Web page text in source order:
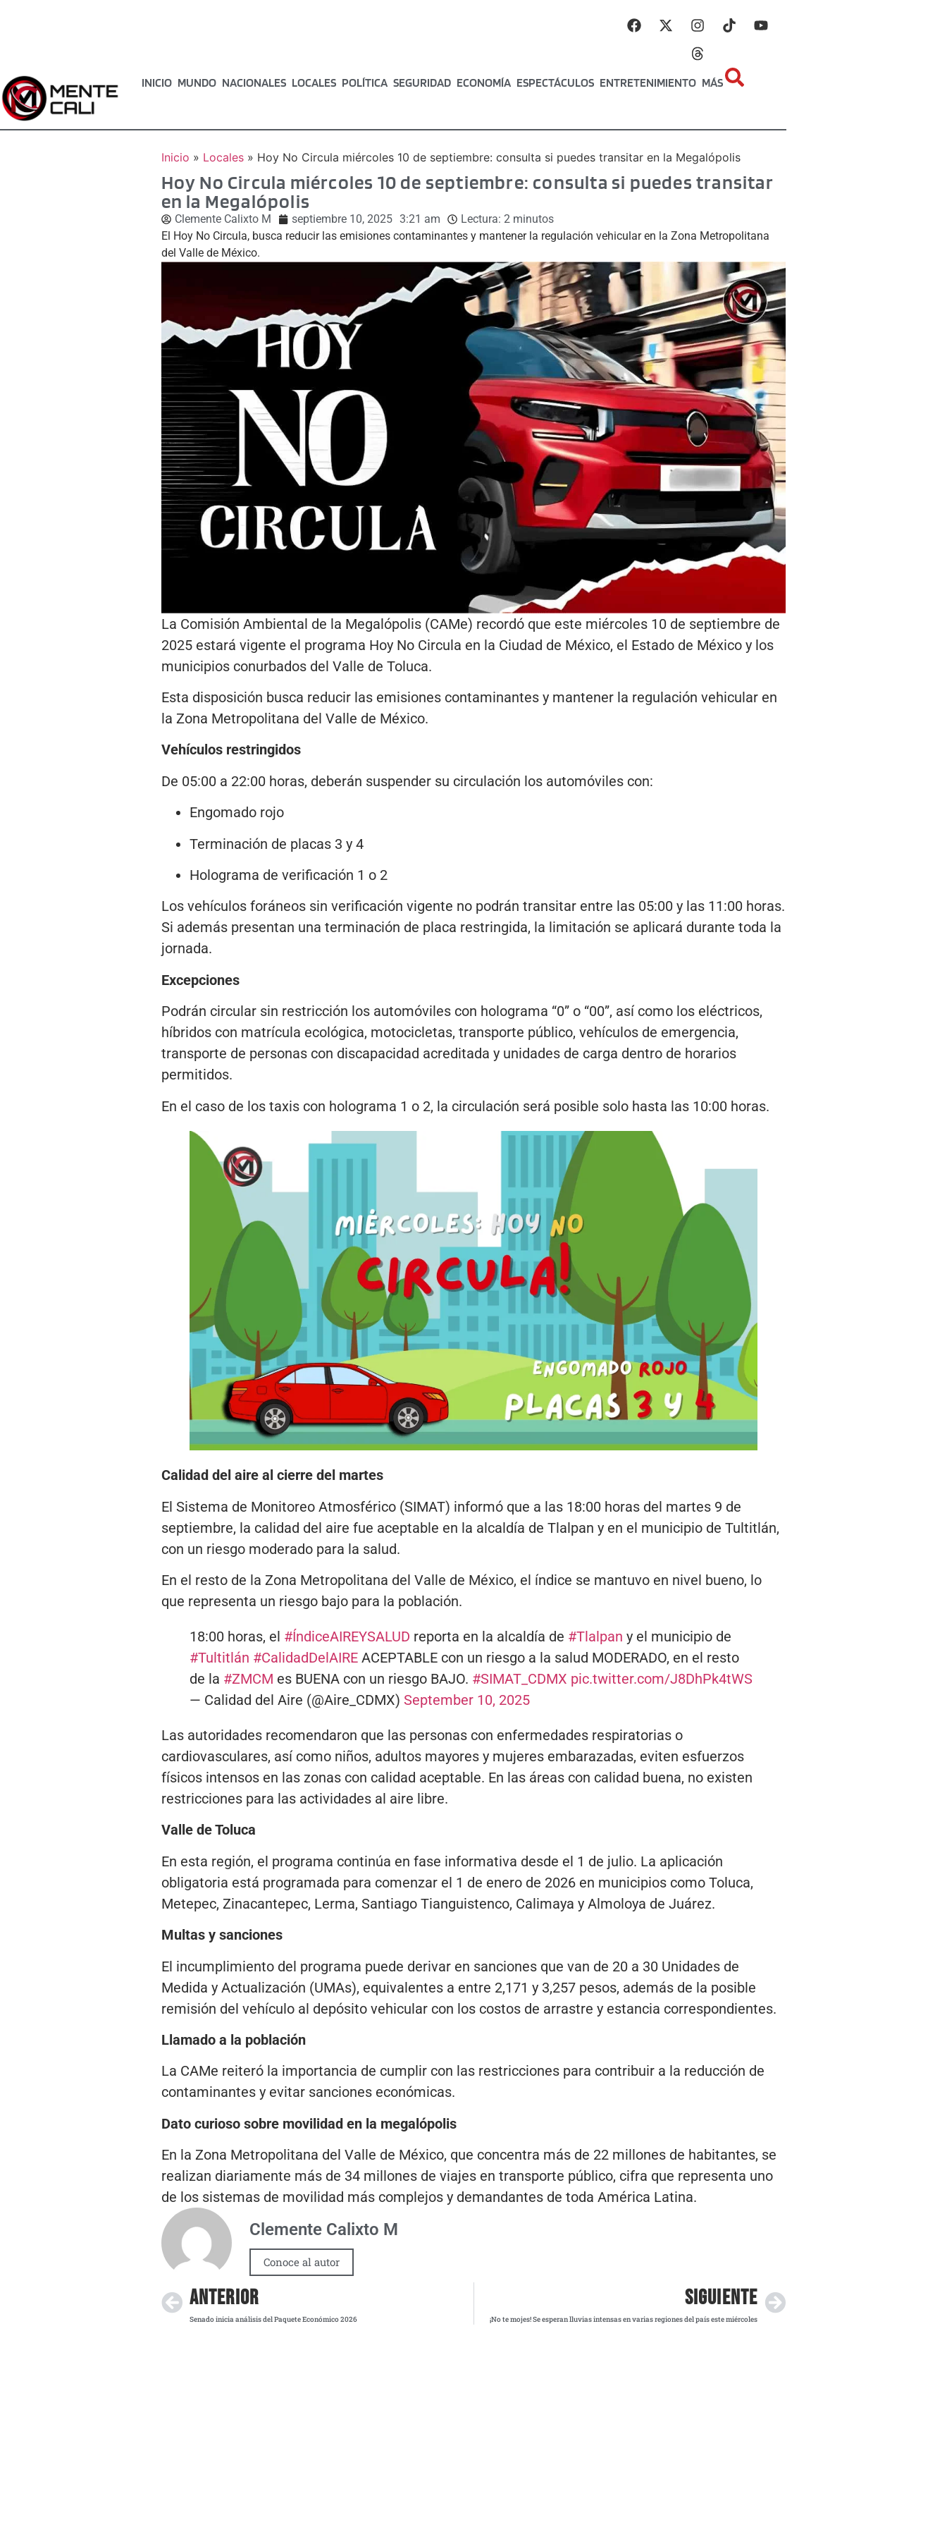
INICIO MUNDO NACIONALES LOCALES POLÍTICA SEGURIDAD ECONOMÍA ESPECTÁCULOS ENTRETENIMIENTO MÁS
Inicio » Locales» Hoy No Circula miércoles 10 de septiembre: consulta si puedes transitar en la Megalópolis
Hoy No Circula miércoles 10 de septiembre: consulta si puedes transitar
en la Megalópolis
Clemente Calixto M septiembre 10, 2025 3:21 am Lectura: 2 minutos
El Hoy No Circula, busca reducir las emisiones contaminantes y mantener la regulación vehicular en la Zona Metropolitana
del Valle de México.
La Comisión Ambiental de la Megalópolis (CAMe) recordó que este miércoles 10 de septiembre de
2025 estará vigente el programa Hoy No Circula en la Ciudad de México, el Estado de México y los
municipios conurbados del Valle de Toluca.
Esta disposición busca reducir las emisiones contaminantes y mantener la regulación vehicular en
la Zona Metropolitana del Valle de México.
Vehículos restringidos
De 05:00 a 22:00 horas, deberán suspender su circulación los automóviles con:
Engomado rojo
Terminación de placas 3 y 4
Holograma de verificación 1 o 2
Los vehículos foráneos sin verificación vigente no podrán transitar entre las 05:00 y las 11:00 horas.
Si además presentan una terminación de placa restringida, la limitación se aplicará durante toda la
jornada.
Excepciones
Podrán circular sin restricción los automóviles con holograma “0” o “00”, así como los eléctricos,
híbridos con matrícula ecológica, motocicletas, transporte público, vehículos de emergencia,
transporte de personas con discapacidad acreditada y unidades de carga dentro de horarios
permitidos.
En el caso de los taxis con holograma 1 o 2, la circulación será posible solo hasta las 10:00 horas.
Calidad del aire al cierre del martes
El Sistema de Monitoreo Atmosférico (SIMAT) informó que a las 18:00 horas del martes 9 de
septiembre, la calidad del aire fue aceptable en la alcaldía de Tlalpan y en el municipio de Tultitlán,
con un riesgo moderado para la salud.
En el resto de la Zona Metropolitana del Valle de México, el índice se mantuvo en nivel bueno, lo
que representa un riesgo bajo para la población.
18:00 horas, el #ÍndiceAIREYSALUD reporta en la alcaldía de #Tlalpan y el municipio de
#Tultitlán #CalidadDelAIREACEPTABLE con un riesgo a la salud MODERADO, en el resto
de la #ZMCM es BUENA con un riesgo BAJO. #SIMAT_CDMX pic.twitter.com/J8DhPk4tWS
— Calidad del Aire (@Aire_CDMX) September 10, 2025
Las autoridades recomendaron que las personas con enfermedades respiratorias o
cardiovasculares, así como niños, adultos mayores y mujeres embarazadas, eviten esfuerzos
físicos intensos en las zonas con calidad aceptable. En las áreas con calidad buena, no existen
restricciones para las actividades al aire libre.
Valle de Toluca
En esta región, el programa continúa en fase informativa desde el 1 de julio. La aplicación
obligatoria está programada para comenzar el 1 de enero de 2026 en municipios como Toluca,
Metepec, Zinacantepec, Lerma, Santiago Tianguistenco, Calimaya y Almoloya de Juárez.
Multas y sanciones
El incumplimiento del programa puede derivar en sanciones que van de 20 a 30 Unidades de
Medida y Actualización (UMAs), equivalentes a entre 2,171 y 3,257 pesos, además de la posible
remisión del vehículo al depósito vehicular con los costos de arrastre y estancia correspondientes.
Llamado a la población
La CAMe reiteró la importancia de cumplir con las restricciones para contribuir a la reducción de
contaminantes y evitar sanciones económicas.
Dato curioso sobre movilidad en la megalópolis
En la Zona Metropolitana del Valle de México, que concentra más de 22 millones de habitantes, se
realizan diariamente más de 34 millones de viajes en transporte público, cifra que representa uno
de los sistemas de movilidad más complejos y demandantes de toda América Latina.
Clemente Calixto M
Conoce al autor
ANTERIOR
Senado inicia análisis del Paquete Económico 2026
SIGUIENTE
¡No te mojes! Se esperan lluvias intensas en varias regiones del país este miércoles